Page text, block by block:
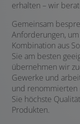
erhalten – wir
Gemeinsam
Anforderungen,
Kombination aus
Sie am besten
übernehmen wir
Gewerke und
und renommierten
Sie höchste
Produkten.